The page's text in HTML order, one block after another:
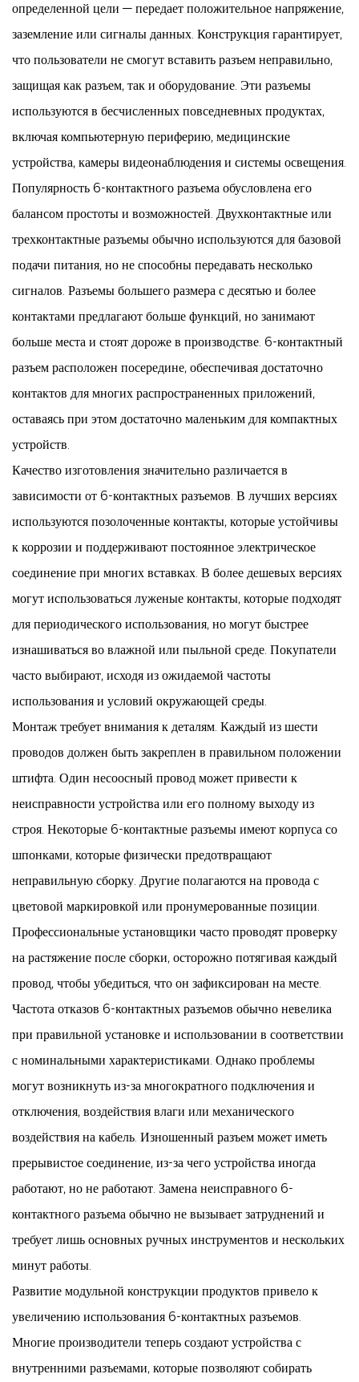
определенной цели — передает положительное напряжение,
заземление или сигналы данных. Конструкция гарантирует,
что пользователи не смогут вставить разъем неправильно,
защищая как разъем, так и оборудование. Эти разъемы
используются в бесчисленных повседневных продуктах,
включая компьютерную периферию, медицинские
устройства, камеры видеонаблюдения и системы освещения.
Популярность 6-контактного разъема обусловлена ​​его
балансом простоты и возможностей. Двухконтактные или
трехконтактные разъемы обычно используются для базовой
подачи питания, но не способны передавать несколько
сигналов. Разъемы большего размера с десятью и более
контактами предлагают больше функций, но занимают
больше места и стоят дороже в производстве. 6-контактный
разъем расположен посередине, обеспечивая достаточно
контактов для многих распространенных приложений,
оставаясь при этом достаточно маленьким для компактных
устройств.
Качество изготовления значительно различается в
зависимости от 6-контактных разъемов. В лучших версиях
используются позолоченные контакты, которые устойчивы
к коррозии и поддерживают постоянное электрическое
соединение при многих вставках. В более дешевых версиях
могут использоваться луженые контакты, которые подходят
для периодического использования, но могут быстрее
изнашиваться во влажной или пыльной среде. Покупатели
часто выбирают, исходя из ожидаемой частоты
использования и условий окружающей среды.
Монтаж требует внимания к деталям. Каждый из шести
проводов должен быть закреплен в правильном положении
штифта. Один несоосный провод может привести к
неисправности устройства или его полному выходу из
строя. Некоторые 6-контактные разъемы имеют корпуса со
шпонками, которые физически предотвращают
неправильную сборку. Другие полагаются на провода с
цветовой маркировкой или пронумерованные позиции.
Профессиональные установщики часто проводят проверку
на растяжение после сборки, осторожно потягивая каждый
провод, чтобы убедиться, что он зафиксирован на месте.
Частота отказов 6-контактных разъемов обычно невелика
при правильной установке и использовании в соответствии
с номинальными характеристиками. Однако проблемы
могут возникнуть из-за многократного подключения и
отключения, воздействия влаги или механического
воздействия на кабель. Изношенный разъем может иметь
прерывистое соединение, из-за чего устройства иногда
работают, но не работают. Замена неисправного 6-
контактного разъема обычно не вызывает затруднений и
требует лишь основных ручных инструментов и нескольких
минут работы.
Развитие модульной конструкции продуктов привело к
увеличению использования 6-контактных разъемов.
Многие производители теперь создают устройства с
внутренними разъемами, которые позволяют собирать